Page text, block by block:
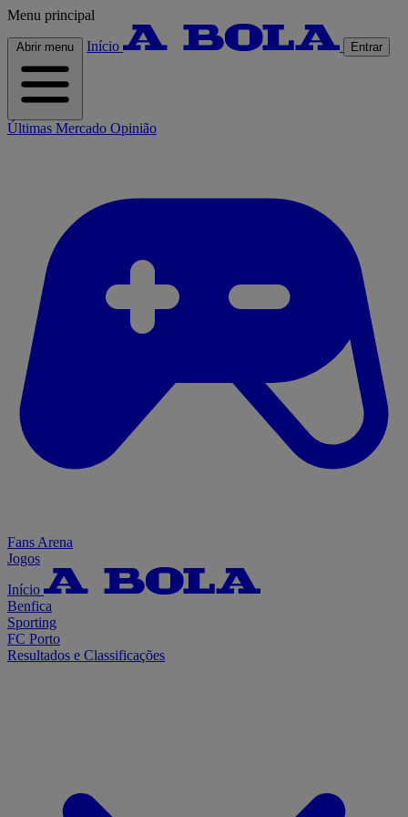
Menu principal
Abrir menu Início Entrar
Últimas Mercado Opinião
Fans Arena
Jogos
Início
Benfica
Sporting
FC Porto
Resultados e Classificações